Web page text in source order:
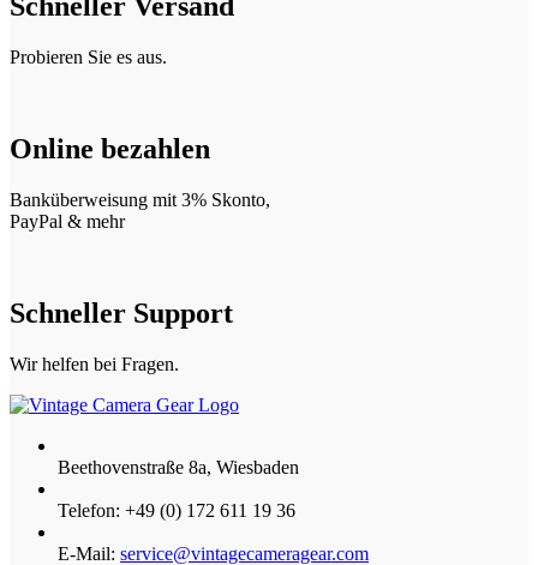
Schneller Versand
Probieren Sie es aus.
Online bezahlen
Banküberweisung mit 3% Skonto,
PayPal & mehr
Schneller Support
Wir helfen bei Fragen.
Beethovenstraße 8a, Wiesbaden
Telefon: +49 (0) 172 611 19 36
E-Mail: service@vintagecameragear.com